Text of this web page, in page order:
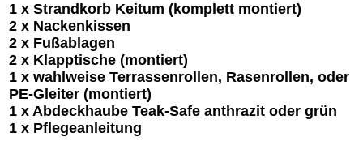
1 x Strandkorb Keitum (komplett montiert)
2 x Nackenkissen
2 x Fußablagen
2 x Klapptische (montiert)
1 x wahlweise Terrassenrollen, Rasenrollen, oder
PE-Gleiter (montiert)
1 x Abdeckhaube Teak-Safe anthrazit oder grün
1 x Pflegeanleitung